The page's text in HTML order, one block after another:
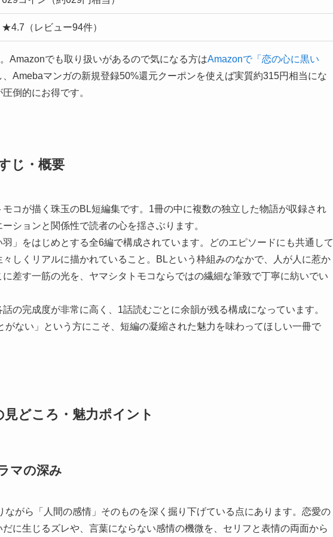
★4.7（レビュー94件）
Amazonでも取り扱いがあるので気になる方はAmazonで「恋の心に黒い
Amebaマンガの新規登録50%還元クーポンを使えば実質約315円相当にな
倒的にお得です。
じ・概要
モコが描く珠玉のBL短編集です。1冊の中に複数の独立した物語が収録され
ションと関係性で読者の心を揺さぶります。
」をはじめとする全6編で構成されています。どのエピソードにも共通して
しくリアルに描かれていること。BLという枠組みのなかで、人が人に惹か
差す一筋の光を、ヤマシタトモコならではの繊細な筆致で丁寧に紡いでい
の完成度が非常に高く、1話読むごとに余韻が残る構成になっています。
がない」という方にこそ、短編の凝縮された魅力を味わってほしい一冊で
見どころ・魅力ポイント
マの深み
がら「人間の感情」そのものを深く掘り下げている点にあります。恋愛の
に生じるズレや、言葉にならない感情の機微を、セリフと表情の両面から